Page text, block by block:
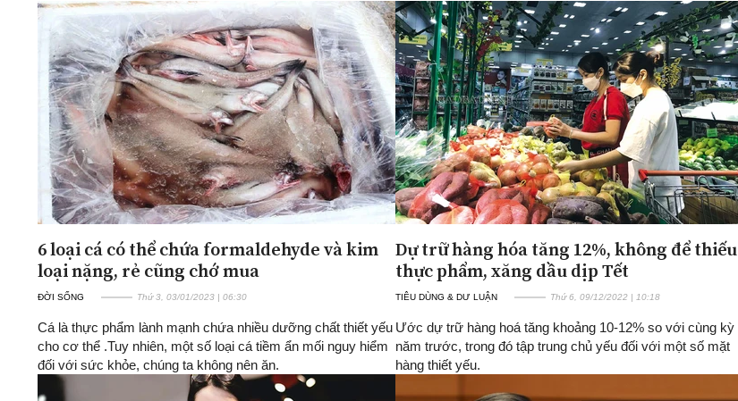
6 loại cá có thể chứa formaldehyde và kim
loại nặng, rẻ cũng chớ mua
ĐỜI SỐNG Thứ 3, 03/01/2023 | 06:30
Cá là thực phẩm lành mạnh chứa nhiều dưỡng chất thiết yếu
cho cơ thể .Tuy nhiên, một số loại cá tiềm ẩn mối nguy hiểm
đối với sức khỏe, chúng ta không nên ăn.
Dự trữ hàng hóa tăng 12%, không để thiếu
thực phẩm, xăng dầu dịp Tết
TIÊU DÙNG & DƯ LUẬN Thứ 6, 09/12/2022 | 10:18
Ước dự trữ hàng hoá tăng khoảng 10-12% so với cùng kỳ
năm trước, trong đó tập trung chủ yếu đối với một số mặt
hàng thiết yếu.